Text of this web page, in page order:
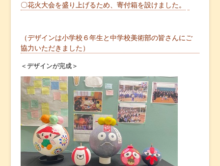
〇花火大会を盛り上げるため、寄付箱を設けました。
（デザインは小学校６年生と中学校美術部の皆さんにご
協力いただきました）
＜デザインが完成＞